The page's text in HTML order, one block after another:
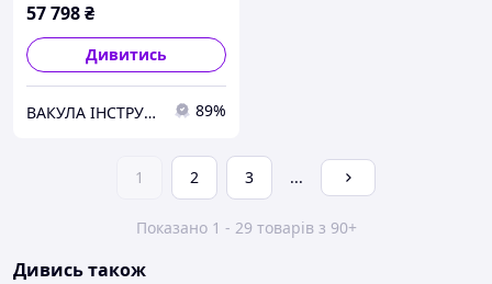
57 798₴
Дивитись
ВАКУЛА ІНСТРУМЕНТ 89%
1 2 3 ...
Показано 1 - 29 товарів з 90+
Дивись також